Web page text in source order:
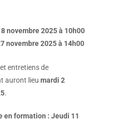
novembre 2025 à 10h00
novembre 2025 à 14h00
entretiens de
auront lieu mardi 2
.
en formation : Jeudi 11